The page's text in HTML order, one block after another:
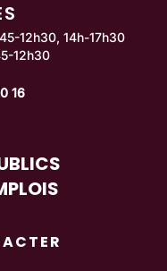
12h30, 14h-17h30
12h30
16